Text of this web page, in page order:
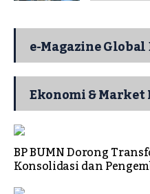
e-Magazine Global
Ekonomi & Market
BP BUMN Dorong
Konsolidasi dan